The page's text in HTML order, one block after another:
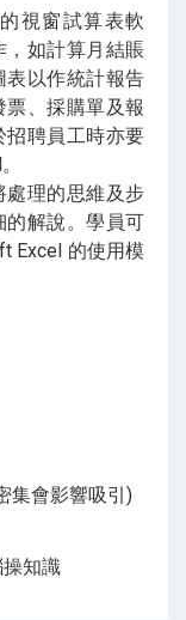
視窗試算表軟
，如計算月結賬
表以作統計報告
、採購單及報
招聘員工時亦要
處理的思維及步
的解說。學員可
Excel 的使用模
集會影響吸引)
知識